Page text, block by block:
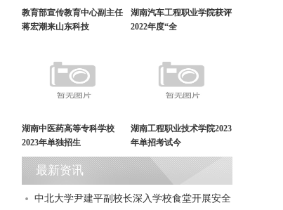
教育部宣传教育中心副主任
蒋宏潮来山东科技
湖南汽车工程职业学院获评
2022年度“全
湖南中医药高等专科学校
2023年单独招生
湖南工程职业技术学院2023
年单招考试今
最新资讯
中北大学尹建平副校长深入学校食堂开展安全